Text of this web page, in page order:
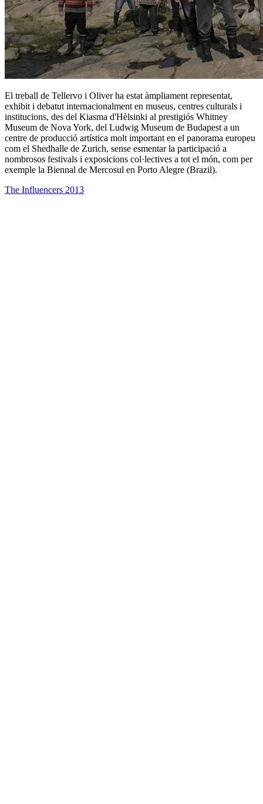
El treball de Tellervo i Oliver ha estat àmpliament representat,
exhibit i debatut internacionalment en museus, centres culturals i
institucions, des del Kiasma d'Hèlsinki al prestigiós Whitney
Museum de Nova York, del Ludwig Museum de Budapest a un
centre de producció artística molt important en el panorama europeu
com el Shedhalle de Zurich, sense esmentar la participació a
nombrosos festivals i exposicions col·lectives a tot el món, com per
exemple la Biennal de Mercosul en Porto Alegre (Brazil).
The Influencers 2013